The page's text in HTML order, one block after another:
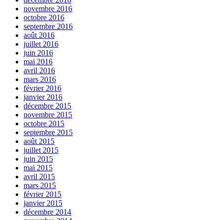
novembre 2016
octobre 2016
septembre 2016
août 2016
juillet 2016
juin 2016
mai 2016
avril 2016
mars 2016
février 2016
janvier 2016
décembre 2015
novembre 2015
octobre 2015
septembre 2015
août 2015
juillet 2015
juin 2015
mai 2015
avril 2015
mars 2015
février 2015
janvier 2015
décembre 2014